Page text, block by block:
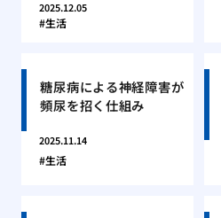
2025.12.05
生活
糖尿病による神経障害が
頻尿を招く仕組み
2025.11.14
生活